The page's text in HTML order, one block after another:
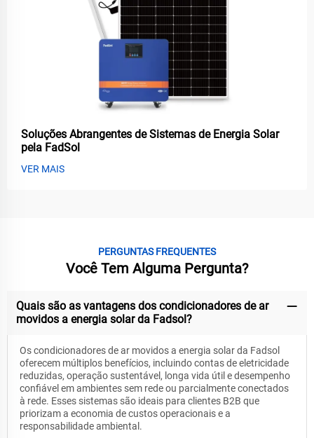
Soluções Abrangentes de Sistemas de Energia Solar
pela FadSol
VER MAIS
PERGUNTAS FREQUENTES
Você Tem Alguma Pergunta?
Quais são as vantagens dos condicionadores de ar
movidos a energia solar da Fadsol?
Os condicionadores de ar movidos a energia solar da Fadsol
oferecem múltiplos benefícios, incluindo contas de eletricidade
reduzidas, operação sustentável, longa vida útil e desempenho
confiável em ambientes sem rede ou parcialmente conectados
à rede. Esses sistemas são ideais para clientes B2B que
priorizam a economia de custos operacionais e a
responsabilidade ambiental.